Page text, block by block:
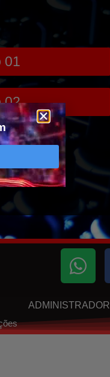
01
02
ADMINISTRADOR